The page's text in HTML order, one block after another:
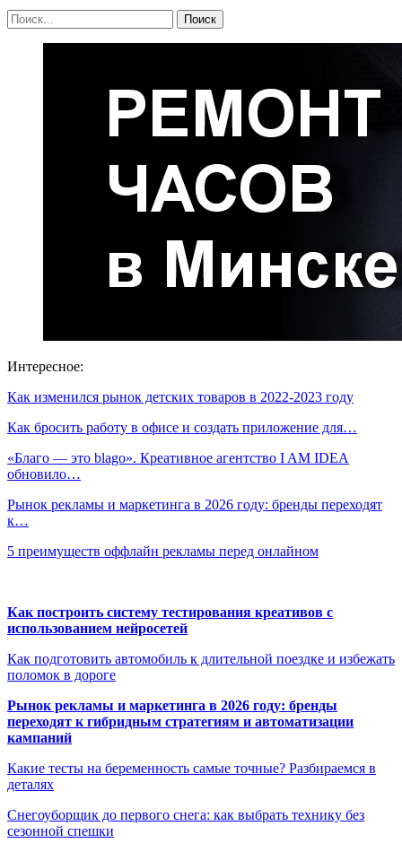
Интересное:
Как изменился рынок детских товаров в 2022-2023 году
Как бросить работу в офисе и создать приложение для…
«Благо — это blago». Креативное агентство I AM IDEA
обновило…
Рынок рекламы и маркетинга в 2026 году: бренды переходят
к…
5 преимуществ оффлайн рекламы перед онлайном
Как построить систему тестирования креативов с
использованием нейросетей
Как подготовить автомобиль к длительной поездке и избежать
поломок в дороге
Рынок рекламы и маркетинга в 2026 году: бренды
переходят к гибридным стратегиям и автоматизации
кампаний
Какие тесты на беременность самые точные? Разбираемся в
деталях
Снегоуборщик до первого снега: как выбрать технику без
сезонной спешки